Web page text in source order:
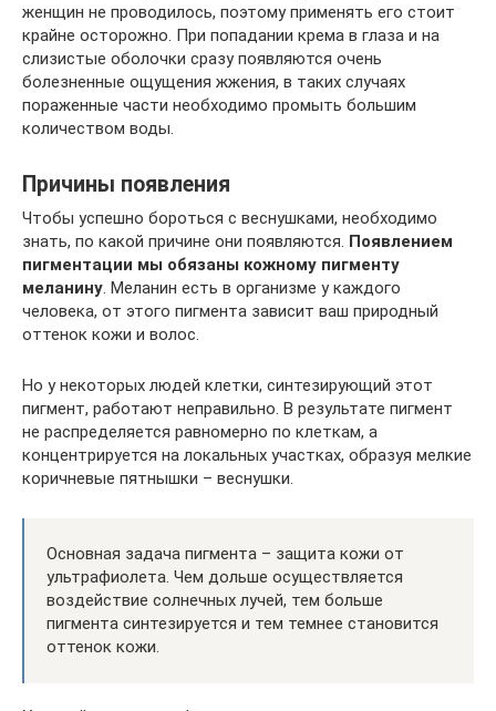
женщин не проводилось, поэтому применять его стоит
крайне осторожно. При попадании крема в глаза и на
слизистые оболочки сразу появляются очень
болезненные ощущения жжения, в таких случаях
пораженные части необходимо промыть большим
количеством воды.
Причины появления
Чтобы успешно бороться с веснушками, необходимо
знать, по какой причине они появляются. Появлением
пигментации мы обязаны кожному пигменту
меланину . Меланин есть в организме у каждого
человека, от этого пигмента зависит ваш природный
оттенок кожи и волос.
Но у некоторых людей клетки, синтезирующий этот
пигмент, работают неправильно. В результате пигмент
не распределяется равномерно по клеткам, а
концентрируется на локальных участках, образуя мелкие
коричневые пятнышки – веснушки.
Основная задача пигмента – защита кожи от
ультрафиолета. Чем дольше осуществляется
воздействие солнечных лучей, тем больше
пигмента синтезируется и тем темнее становится
оттенок кожи.